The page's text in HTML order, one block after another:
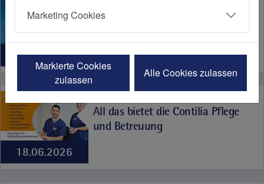
07.08.2026
Was für ein Sommer - Hitze,
18.06.2026
All das bietet die Contilia Pflege
und Betreuung
Marketing Cookies
Markierte Cookies
zulassen
Alle Cookies zulassen